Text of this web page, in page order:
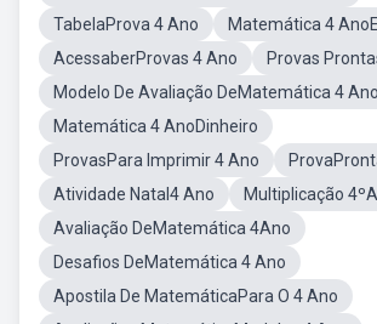
TabelaProva 4 Ano
Matemática 4
AcessaberProvas 4 Ano
Provas
Modelo De Avaliação DeMatemática 4 Ano
Matemática 4 AnoDinheiro
ProvasPara Imprimir 4 Ano
Atividade Natal4 Ano
Multiplicação
Avaliação DeMatemática 4Ano
Desafios DeMatemática 4 Ano
Apostila De MatemáticaPara O 4 Ano